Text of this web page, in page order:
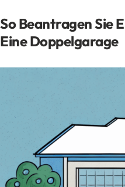
So Beantragen Sie
Eine Doppelgarage